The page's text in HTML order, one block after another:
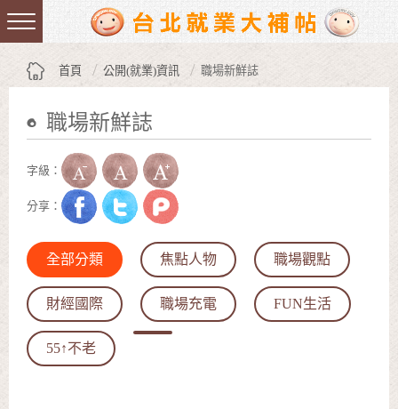
跳到主要內容區塊
:::
首頁 公開(就業)資訊 職場新鮮誌
職場新鮮誌
字級：
分享：
全部分類 焦點人物 職場觀點
財經國際 職場充電 FUN生活
55↑不老